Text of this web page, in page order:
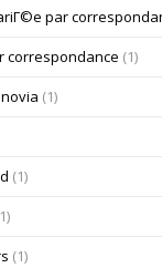
par
correspondance (1)
(1)
(1)
(1)